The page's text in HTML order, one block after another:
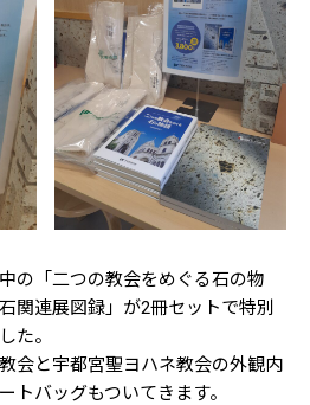
の「二つの教会をめぐる石の物
関連展図録」が2冊セットで特別
た。
会と宇都宮聖ヨハネ教会の外観内
トバッグもついてきます。